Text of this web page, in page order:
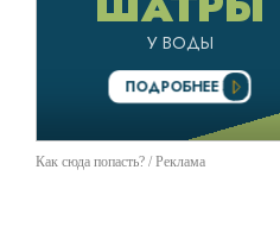
Как сюда попасть? / Реклама